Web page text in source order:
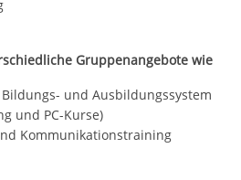
Gruppenangebote wie
und Ausbildungssystem
und PC-Kurse)
Kommunikationstraining